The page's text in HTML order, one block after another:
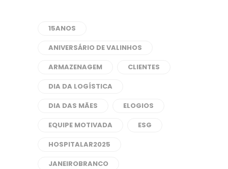
15ANOS
ANIVERSÁRIO DE VALINHOS
ARMAZENAGEM
CLIENTES
DIA DA LOGÍSTICA
DIA DAS MÃES
ELOGIOS
EQUIPE MOTIVADA
ESG
HOSPITALAR2025
JANEIROBRANCO